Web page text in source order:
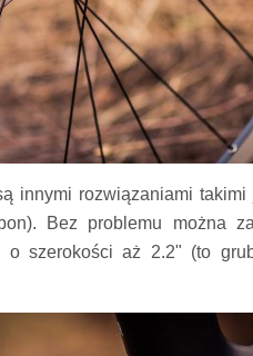
innymi rozwiązaniami
Bez problemu można
szerokości aż 2.2" (to